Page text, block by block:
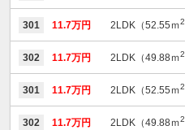
301 11.7万円 2LDK（52.55ｍ2
302 11.7万円 2LDK（49.88ｍ2
301 11.7万円 2LDK（52.55ｍ2
302 11.7万円 2LDK（49.88ｍ2